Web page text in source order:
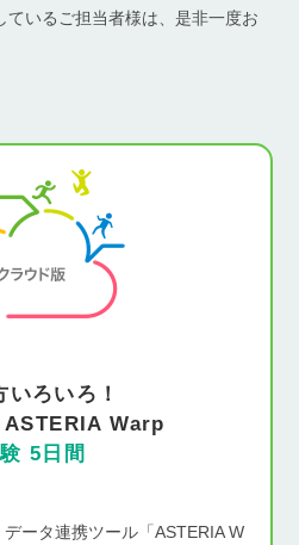
ているご担当者様は、是非一度お
いろいろ！
ASTERIA Warp
5日間
ータ連携ツール「ASTERIA W